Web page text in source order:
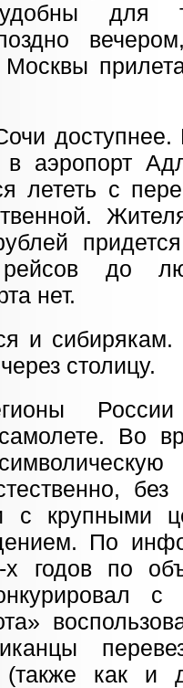
для
доступнее.
в аэропорт
лететь с
до
нет.
и
столицу.
Во
с крупными
По
годов по
как